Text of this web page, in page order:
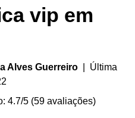
vip em
Alves Guerreiro | Última
4.7/5 (59 avaliações)